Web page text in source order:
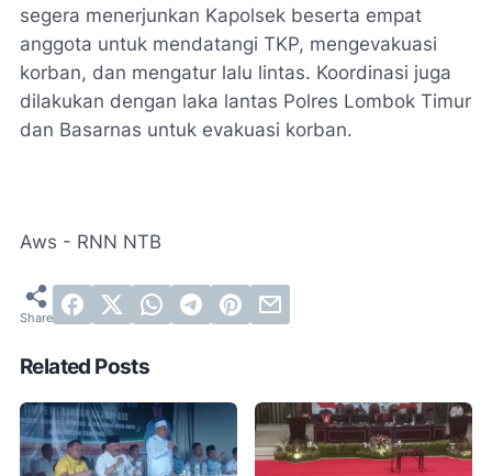
segera menerjunkan Kapolsek beserta empat
anggota untuk mendatangi TKP, mengevakuasi
korban, dan mengatur lalu lintas. Koordinasi juga
dilakukan dengan laka lantas Polres Lombok Timur
dan Basarnas untuk evakuasi korban.
Aws - RNN NTB
Related Posts